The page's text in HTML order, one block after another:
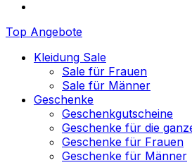
Top Angebote
Kleidung Sale
Sale für Frauen
Sale für Männer
Geschenke
Geschenkgutscheine
Geschenke für die
Geschenke für Frauen
Geschenke für Männer